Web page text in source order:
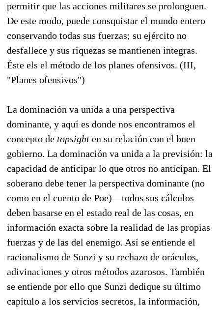
permitir que las acciones militares se prolonguen.
De este modo, puede consquistar el mundo entero
conservando todas sus fuerzas; su ejército no
desfallece y sus riquezas se mantienen íntegras.
Éste els el método de los planes ofensivos. (III,
"Planes ofensivos")
La dominación va unida a una perspectiva
dominante, y aquí es donde nos encontramos el
concepto de topsight en su relación con el buen
gobierno. La dominación va unida a la previsión: la
capacidad de anticipar lo que otros no anticipan. El
soberano debe tener la perspectiva dominante (no
como en el cuento de Poe)—todos sus cálculos
deben basarse en el estado real de las cosas, en
información exacta sobre la realidad de las propias
fuerzas y de las del enemigo. Así se entiende el
racionalismo de Sunzi y su rechazo de oráculos,
adivinaciones y otros métodos azarosos. También
se entiende por ello que Sunzi dedique su último
capítulo a los servicios secretos, la información,